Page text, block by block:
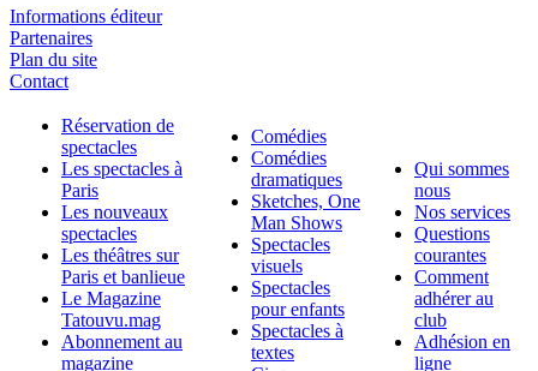
Informations éditeur
Partenaires
Plan du site
Contact
Réservation de
spectacles
Les spectacles à
Paris
Les nouveaux
spectacles
Les théâtres sur
Paris et banlieue
Le Magazine
Tatouvu.mag
Abonnement au
magazine
Comédies
Comédies
dramatiques
Sketches, One
Man Shows
Spectacles
visuels
Spectacles
pour enfants
Spectacles à
textes
Qui sommes
nous
Nos services
Questions
courantes
Comment
adhérer au
club
Adhésion en
ligne